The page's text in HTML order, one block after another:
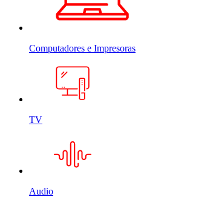
Computadores e Impresoras
TV
Audio